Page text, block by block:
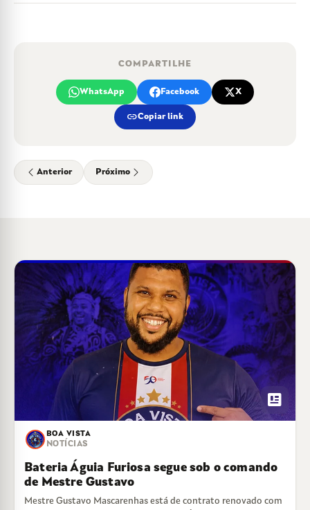
COMPARTILHE
WhatsApp Facebook X
linkCopiar link
Anterior Próximo
newsmode
BOA VISTA
NOTÍCIAS
Bateria Águia Furiosa segue sob o comando
de Mestre Gustavo
Mestre Gustavo Mascarenhas está de contrato renovado com